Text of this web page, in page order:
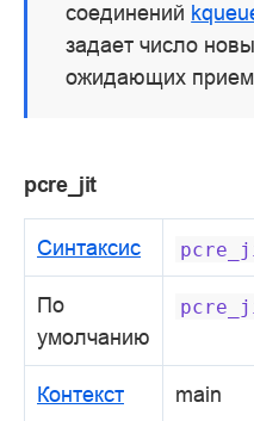
соединений
задает число
ожидающих
pcre_jit
Синтаксис
По
умолчанию
Контекст main